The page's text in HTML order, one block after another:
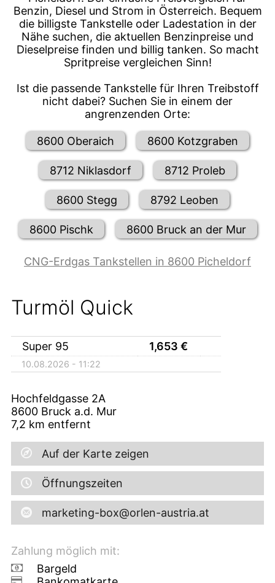
Benzin, Diesel und Strom in Österreich. Bequem
die billigste Tankstelle oder Ladestation in der
Nähe suchen, die aktuellen Benzinpreise und
Dieselpreise finden und billig tanken. So macht
Spritpreise vergleichen Sinn!
Ist die passende Tankstelle für Ihren Treibstoff
nicht dabei? Suchen Sie in einem der
angrenzenden Orte:
8600 Oberaich 8600 Kotzgraben
8712 Niklasdorf 8712 Proleb
8600 Stegg 8792 Leoben
8600 Pischk 8600 Bruck an der Mur
CNG-Erdgas Tankstellen in 8600 Picheldorf
Turmöl Quick
Super 95 1,653 €
10.08.2026 - 11:22
Hochfeldgasse 2A
8600 Bruck a.d. Mur
7,2 km entfernt
Auf der Karte zeigen
Öffnungszeiten
marketing-box@orlen-austria.at
Zahlung möglich mit:
Bargeld